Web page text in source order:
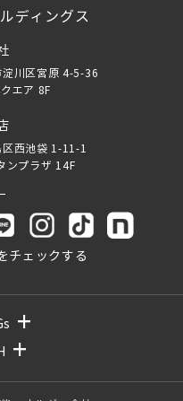
ディングス
川区宮原 4-5-36
エア 8F
西池袋 1-11-1
ンプラザ 14F
チェックする
+
+